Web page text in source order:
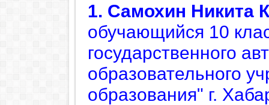
1. Самохин Никита
обучающийся 10
государственного
образовательного
образования" г.